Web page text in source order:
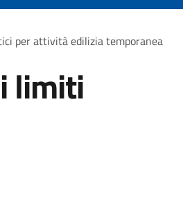
per attività edilizia temporanea
limiti